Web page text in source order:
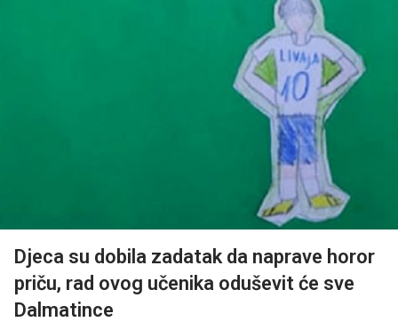
Djeca su dobila zadatak da naprave horor
priču, rad ovog učenika oduševit će sve
Dalmatince